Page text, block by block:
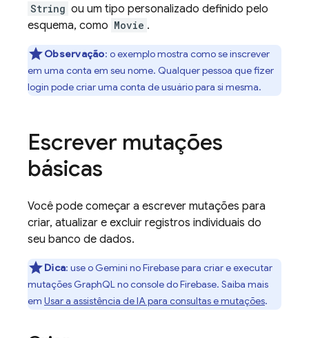
String ou um tipo personalizado definido pelo
esquema, como Movie .
Observação: o exemplo mostra como se inscrever
em uma conta em seu nome. Qualquer pessoa que fizer
login pode criar uma conta de usuário para si mesma.
Escrever mutações
básicas
Você pode começar a escrever mutações para
criar, atualizar e excluir registros individuais do
seu banco de dados.
Dica: use o Gemini noFirebasepara criar e executar
mutações GraphQL no console doFirebase. Saiba mais
em Usar a assistência de IA para consultas e mutações.